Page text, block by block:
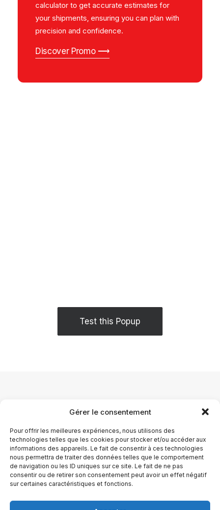
Gérer le consentement
Pour offrir les meilleures expériences, nous utilisons des
technologies telles que les cookies pour stocker et/ou accéder aux
informations des appareils. Le fait de consentir à ces technologies
nous permettra de traiter des données telles que le comportement
de navigation ou les ID uniques sur ce site. Le fait de ne pas
consentir ou de retirer son consentement peut avoir un effet négatif
sur certaines caractéristiques et fonctions.
calculator to get accurate estimates for
your shipments, ensuring you can plan with
precision and confidence.
Discover Promo ⟶
Test this Popup